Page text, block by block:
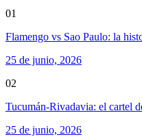
01
Flamengo vs Sao Paulo: la
25 de junio, 2026
02
Tucumán-Rivadavia: el cartel
25 de junio, 2026